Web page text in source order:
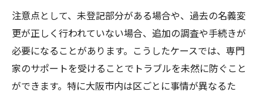
注意点として、未登記部分がある場合や、過去の名義変
更が正しく行われていない場合、追加の調査や手続きが
必要になることがあります。こうしたケースでは、専門
家のサポートを受けることでトラブルを未然に防ぐこと
ができます。特に大阪市内は区ごとに事情が異なるた